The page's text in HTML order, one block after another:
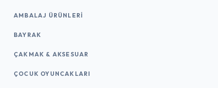
AMBALAJ ÜRÜNLERI
BAYRAK
ÇAKMAK & AKSESUAR
ÇOCUK OYUNCAKLARI